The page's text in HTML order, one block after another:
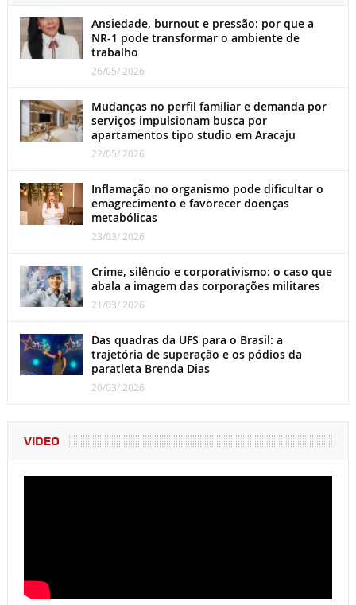
Ansiedade, burnout e pressão: por que a
NR-1 pode transformar o ambiente de
trabalho
26/05/ 2026
Mudanças no perfil familiar e demanda por
serviços impulsionam busca por
apartamentos tipo studio em Aracaju
22/05/ 2026
Inflamação no organismo pode dificultar o
emagrecimento e favorecer doenças
metabólicas
23/03/ 2026
Crime, silêncio e corporativismo: o caso que
abala a imagem das corporações militares
21/03/ 2026
Das quadras da UFS para o Brasil: a
trajetória de superação e os pódios da
paratleta Brenda Dias
20/03/ 2026
VIDEO